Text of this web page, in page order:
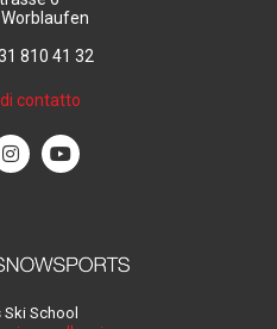
810 41 32
contatto
School